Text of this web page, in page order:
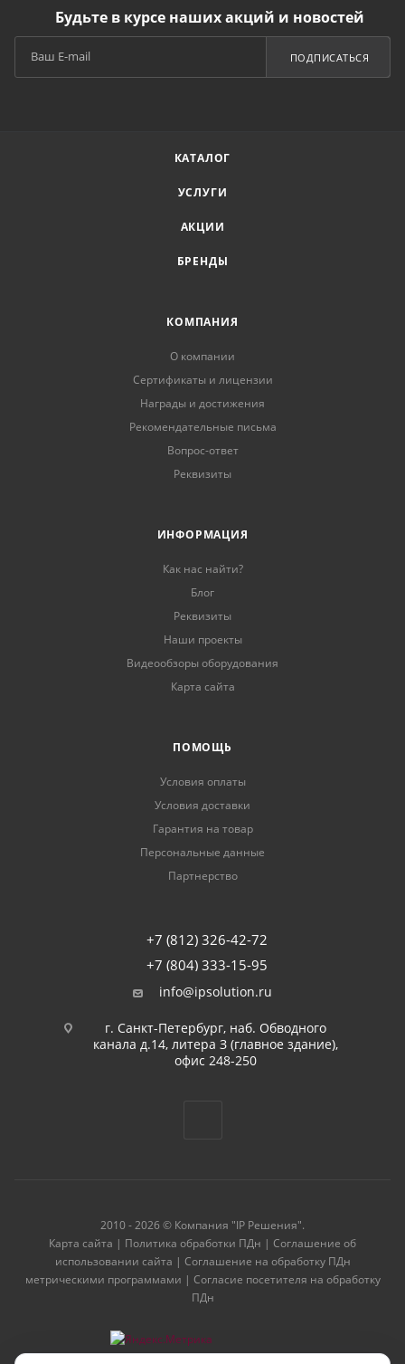
Будьте в курсе наших акций и новостей
ПОДПИСАТЬСЯ
КАТАЛОГ
УСЛУГИ
АКЦИИ
БРЕНДЫ
КОМПАНИЯ
О компании
Сертификаты и лицензии
Награды и достижения
Рекомендательные письма
Вопрос-ответ
Реквизиты
ИНФОРМАЦИЯ
Как нас найти?
Блог
Реквизиты
Наши проекты
Видеообзоры оборудования
Карта сайта
ПОМОЩЬ
Условия оплаты
Условия доставки
Гарантия на товар
Персональные данные
Партнерство
+7 (812) 326-42-72
+7 (804) 333-15-95
info@ipsolution.ru
г. Санкт-Петербург, наб. Обводного
канала д.14, литера З (главное здание),
офис 248-250
2010 - 2026 © Компания "IP Решения".
Карта сайта | Политика обработки ПДн | Соглашение об
использовании сайта | Соглашение на обработку ПДн
метрическими программами | Согласие посетителя на обработку
ПДн